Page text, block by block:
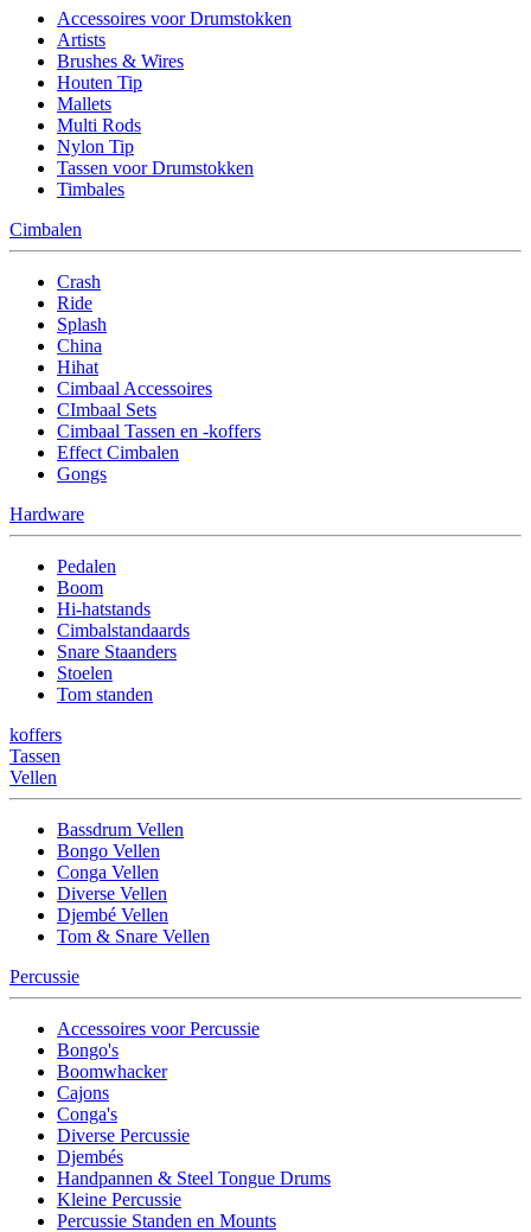
Accessoires voor Drumstokken
Artists
Brushes & Wires
Houten Tip
Mallets
Multi Rods
Nylon Tip
Tassen voor Drumstokken
Timbales
Cimbalen
Crash
Ride
Splash
China
Hihat
Cimbaal Accessoires
CImbaal Sets
Cimbaal Tassen en -koffers
Effect Cimbalen
Gongs
Hardware
Pedalen
Boom
Hi-hatstands
Cimbalstandaards
Snare Staanders
Stoelen
Tom standen
koffers
Tassen
Vellen
Bassdrum Vellen
Bongo Vellen
Conga Vellen
Diverse Vellen
Djembé Vellen
Tom & Snare Vellen
Percussie
Accessoires voor Percussie
Bongo's
Boomwhacker
Cajons
Conga's
Diverse Percussie
Djembés
Handpannen & Steel Tongue Drums
Kleine Percussie
Percussie Standen en Mounts